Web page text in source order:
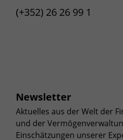
(+352) 26 26 99 1
Newsletter
Aktuelles aus der Welt der
und der
Einschätzungen unserer